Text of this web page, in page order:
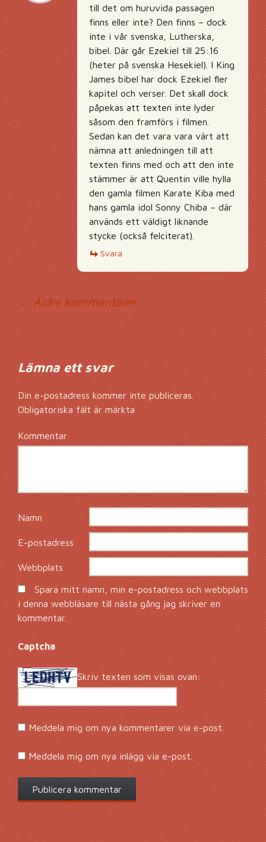
till det om huruvida passagen
finns eller inte? Den finns – dock
inte i vår svenska, Lutherska,
bibel. Där går Ezekiel till 25:16
(heter på svenska Hesekiel). I King
James bibel har dock Ezekiel fler
kapitel och verser. Det skall dock
påpekas att texten inte lyder
såsom den framförs i filmen.
Sedan kan det vara vara värt att
nämna att anledningen till att
texten finns med och att den inte
stämmer är att Quentin ville hylla
den gamla filmen Karate Kiba med
hans gamla idol Sonny Chiba – där
används ett väldigt liknande
stycke (också felciterat).
Svara
← Äldre kommentarer
Lämna ett svar
Din e-postadress kommer inte publiceras.
Obligatoriska fält är märkta *
Kommentar*
Namn *
E-postadress*
Webbplats
Spara mitt namn, min e-postadress och webbplats
i denna webbläsare till nästa gång jag skriver en
kommentar.
Captcha*
Skriv texten som visas ovan:
Meddela mig om nya kommentarer via e-post.
Meddela mig om nya inlägg via e-post.